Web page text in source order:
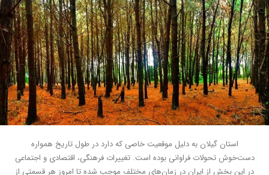
استان گیلان به دلیل موقعیت خاصی که دارد در طول تاریخ همواره
دست‌خوش تحولات فراوانی بوده است. تغییرات فرهنگی، اقتصادی و اجتماعی
در این بخش از ایران در زمان‌های مختلف موجب شده تا امروز هر قسمتی از